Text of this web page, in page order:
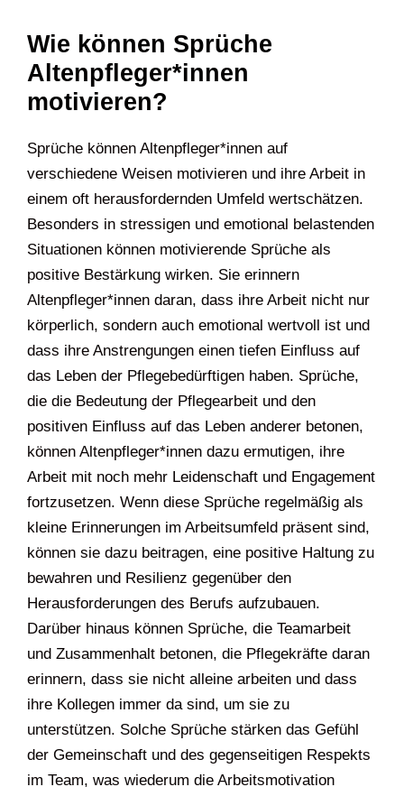
Wie können Sprüche
Altenpfleger*innen
motivieren?
Sprüche können Altenpfleger*innen auf
verschiedene Weisen motivieren und ihre Arbeit in
einem oft herausfordernden Umfeld wertschätzen.
Besonders in stressigen und emotional belastenden
Situationen können motivierende Sprüche als
positive Bestärkung wirken. Sie erinnern
Altenpfleger*innen daran, dass ihre Arbeit nicht nur
körperlich, sondern auch emotional wertvoll ist und
dass ihre Anstrengungen einen tiefen Einfluss auf
das Leben der Pflegebedürftigen haben. Sprüche,
die die Bedeutung der Pflegearbeit und den
positiven Einfluss auf das Leben anderer betonen,
können Altenpfleger*innen dazu ermutigen, ihre
Arbeit mit noch mehr Leidenschaft und Engagement
fortzusetzen. Wenn diese Sprüche regelmäßig als
kleine Erinnerungen im Arbeitsumfeld präsent sind,
können sie dazu beitragen, eine positive Haltung zu
bewahren und Resilienz gegenüber den
Herausforderungen des Berufs aufzubauen.
Darüber hinaus können Sprüche, die Teamarbeit
und Zusammenhalt betonen, die Pflegekräfte daran
erinnern, dass sie nicht alleine arbeiten und dass
ihre Kollegen immer da sind, um sie zu
unterstützen. Solche Sprüche stärken das Gefühl
der Gemeinschaft und des gegenseitigen Respekts
im Team, was wiederum die Arbeitsmotivation